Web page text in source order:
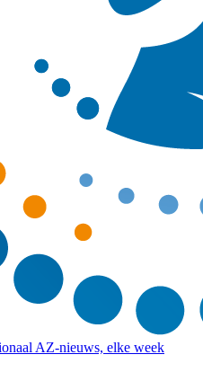
AZ-nieuws, elke week